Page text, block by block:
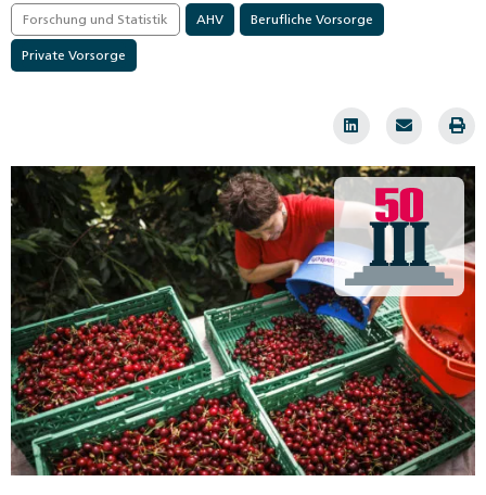
Forschung und Statistik AHV Berufliche Vorsorge
Private Vorsorge